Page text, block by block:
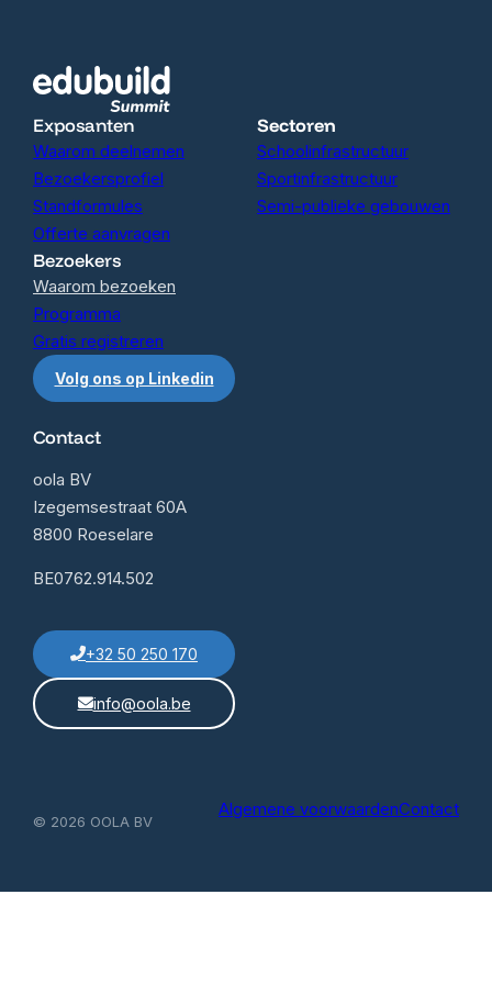
Exposanten
Waarom deelnemen
Bezoekersprofiel
Standformules
Offerte aanvragen
Bezoekers
Waarom bezoeken
Programma
Gratis registreren
Volg ons op Linkedin
Sectoren
Schoolinfrastructuur
Sportinfrastructuur
Semi-publieke gebouwen
Contact
oola BV
Izegemsestraat 60A
8800 Roeselare
BE0762.914.502
+32 50 250 170
info@oola.be
© 2026 OOLA BV
Algemene voorwaardenContact